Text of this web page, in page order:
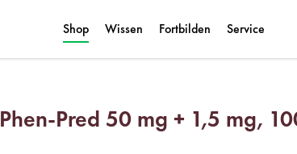
Shop Wissen Fortbilden Service
Phen-Pred 50 mg + 1,5 mg,